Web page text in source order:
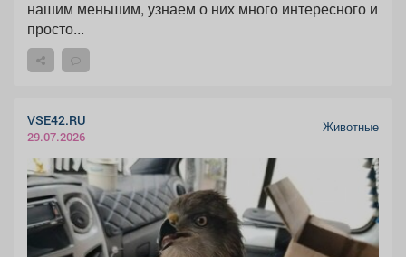
нашим меньшим, узнаем о них много интересного и
просто...
VSE42.RU
29.07.2026
Животные